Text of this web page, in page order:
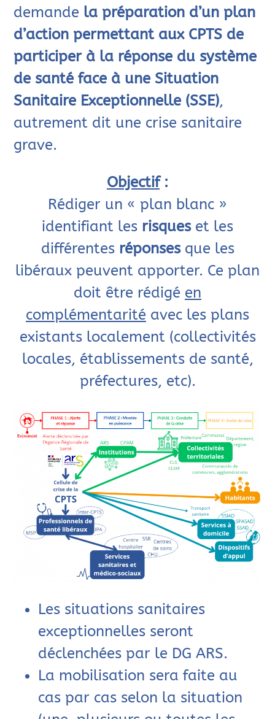
demande la préparation d’un plan
d’action permettant aux CPTS de
participer à la réponse du système
de santé face à une Situation
Sanitaire Exceptionnelle (SSE),
autrement dit une crise sanitaire
grave.
Objectif:
Rédiger un « plan blanc »
identifiant les risqueset les
différentes réponsesque les
libéraux peuvent apporter. Ce plan
doit être rédigé en
complémentarité avec les plans
existants localement (collectivités
locales, établissements de santé,
préfectures, etc).
Les situations sanitaires
exceptionnelles seront
déclenchées par le DG ARS.
La mobilisation sera faite au
cas par cas selon la situation